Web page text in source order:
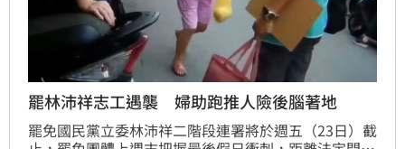
罷林沛祥志工遇襲 婦助跑推人險後腦著地
罷免國民黨立委林沛祥二階段連署將於週五（23日）截